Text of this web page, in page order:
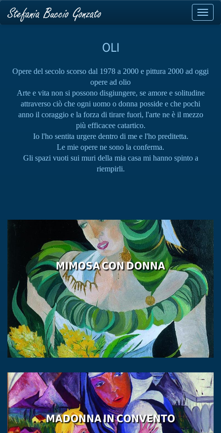
OLI
Opere del secolo scorso dal 1978 a 2000 e pittura 2000 ad oggi
opere ad olio
Arte e vita non si possono disgiungere, se amore e solitudine
attraverso ciò che ogni uomo o donna posside e che pochi
anno il coraggio e la forza di tirare fuori, l'arte ne è il mezzo
più efficacee catartico.
Io l'ho sentita urgere dentro di me e l'ho preditetta.
Le mie opere ne sono la conferma.
Gli spazi vuoti sui muri della mia casa mi hanno spinto a
riempirli.
MIMOSA CON DONNA
MADONNA IN CONVENTO